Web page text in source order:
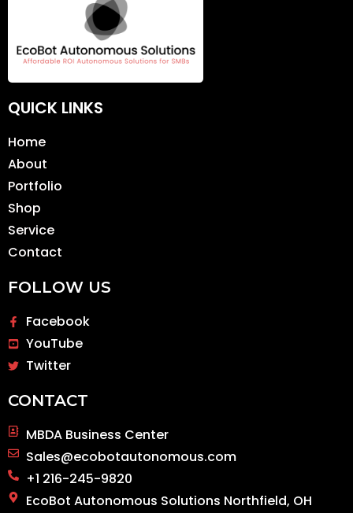
QUICK LINKS
Home
About
Portfolio
Shop
Service
Contact
FOLLOW US
Facebook
YouTube
Twitter
CONTACT
MBDA Business Center
Sales@ecobotautonomous.com
+1 216-245-9820
EcoBot Autonomous Solutions Northfield, OH